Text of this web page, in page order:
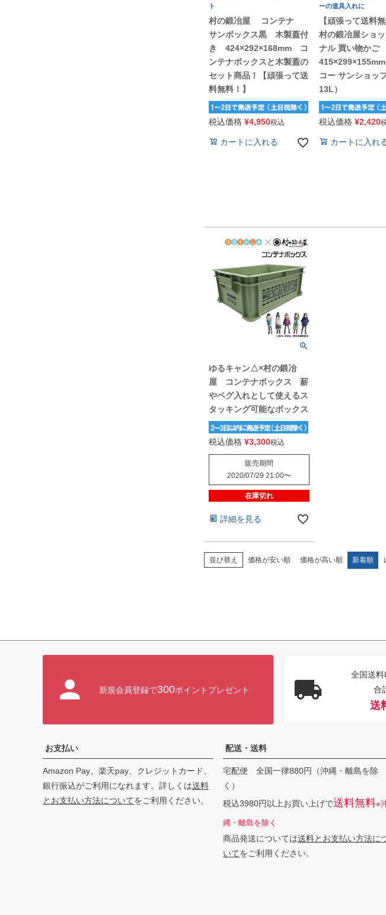
ト
村の鍛冶屋 コンテナ
サンボックス黒 木製蓋付
き 424×292×168mm コ
ンテナボックスと木製蓋の
セット商品！【頑張って送
料無料！】
税込価格 ¥4,950税込
カートに入れる
ーの道具入れに
【頑張って送料無
村の鍛冶屋ショ
ナル 買い物かご
コー サンショッ
13L）
税込価格 ¥2,420
カートに入れ
ゆるキャン△×村の鍛冶
屋 コンテナボックス 薪
やペグ入れとして使えるス
タッキング可能なボックス
税込価格 ¥3,300税込
販売期間
2020/07/29 21:00〜
在庫切れ
詳細を見る
並び替え 価格が安い順 価格が高い順 新着順
新規会員登録で300ポイントプレゼント
全国送
合
送
お支払い
Amazon Pay、楽天pay、クレジットカード、
銀行振込がご利用になれます。詳しくは送料
とお支払い方法についてをご利用ください。
配送・送料
宅配便 全国一律880円（沖縄・離島を除
く）
税込3980円以上お買い上げで送料無料※
縄・離島を除く
商品発送については送料とお支払い方法に
いてをご利用ください。